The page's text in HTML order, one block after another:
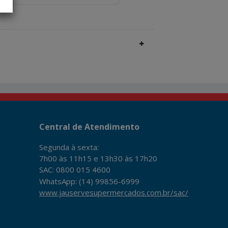
Central de Atendimento
Segunda à sexta:
7h00 às 11h15 e 13h30 às 17h20
SAC: 0800 015 4600
WhatsApp: (14) 99856-6999
www.jauservesupermercados.com.br/sac/